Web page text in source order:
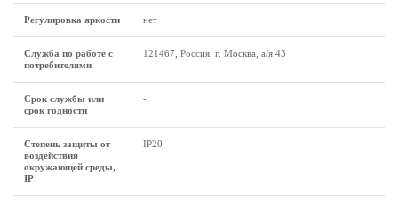
Регулировка яркости нет
Служба по работе с
потребителями
121467, Россия, г. Москва, а/я 43
Срок службы или
срок годности
-
Степень защиты от
воздействия
окружающей среды,
IP
IP20